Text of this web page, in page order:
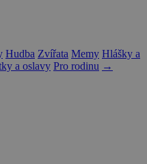
Hudba Zvířata Memy Hlášky a
a oslavy Pro rodinu →